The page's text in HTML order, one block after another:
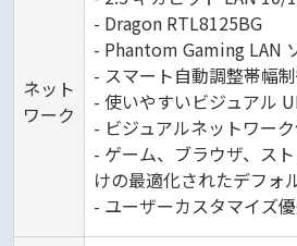
ネット
ワーク
- Dragon RTL8125BG
- Phantom Gaming LAN
- スマート自動調整帯幅
- 使いやすいビジュアル
- ビジュアルネットワー
- ゲーム、ブラウザ、ス
けの最適化されたデフォ
- ユーザーカスタマイズ